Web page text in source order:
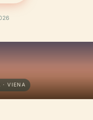
· VIENA